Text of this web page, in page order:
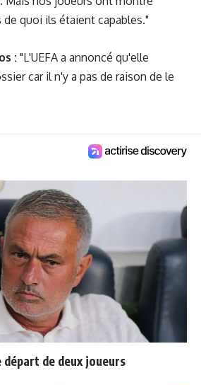
quoi ils étaient capables."
: "L'UEFA a annoncé qu'elle
car il n'y a pas de raison de le
de deux joueurs